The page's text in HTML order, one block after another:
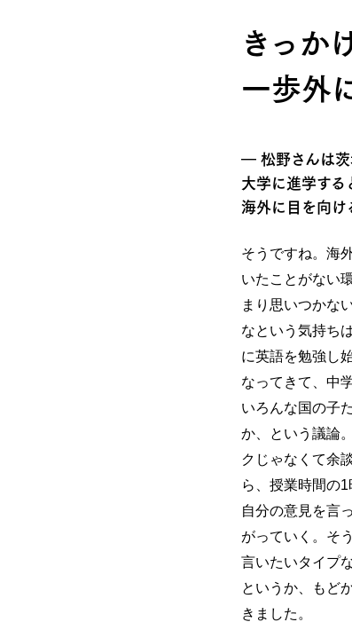
きっか
一歩外
― 松野さんは茨
大学に進学する
海外に目を向け
そうですね。海
いたことがない
まり思いつかな
なという気持ち
に英語を勉強し
なってきて、中
いろんな国の子
か、という議論
クじゃなくて余
ら、授業時間の
自分の意見を言
がっていく。そ
言いたいタイプ
というか、もど
きました。